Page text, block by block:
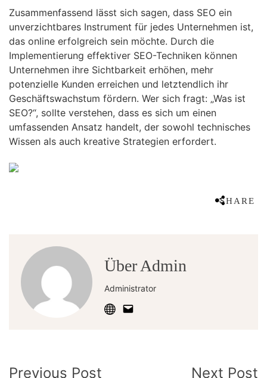
Zusammenfassend lässt sich sagen, dass SEO ein
unverzichtbares Instrument für jedes Unternehmen ist,
das online erfolgreich sein möchte. Durch die
Implementierung effektiver SEO-Techniken können
Unternehmen ihre Sichtbarkeit erhöhen, mehr
potenzielle Kunden erreichen und letztendlich ihr
Geschäftswachstum fördern. Wer sich fragt: „Was ist
SEO?“, sollte verstehen, dass es sich um einen
umfassenden Ansatz handelt, der sowohl technisches
Wissen als auch kreative Strategien erfordert.
SHARE
Über Admin
Administrator
Post
Previous Post Next Post